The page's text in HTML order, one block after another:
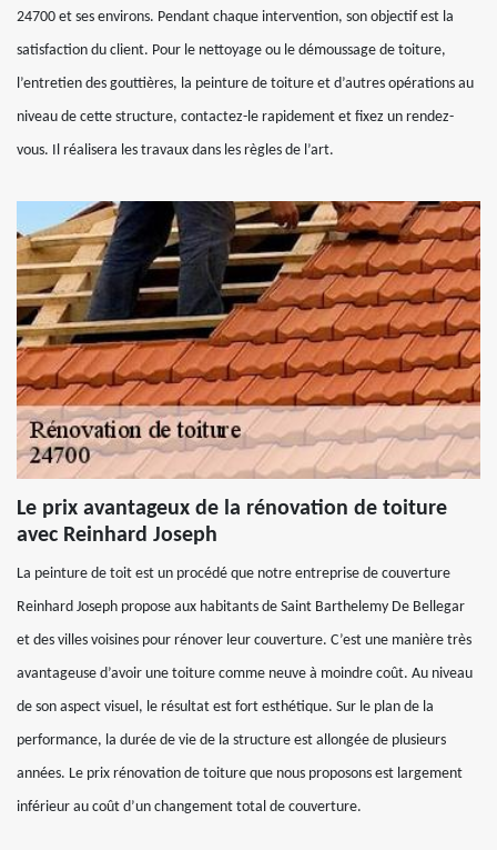
24700 et ses environs. Pendant chaque intervention, son objectif est la
satisfaction du client. Pour le nettoyage ou le démoussage de toiture,
l’entretien des gouttières, la peinture de toiture et d’autres opérations au
niveau de cette structure, contactez-le rapidement et fixez un rendez-
vous. Il réalisera les travaux dans les règles de l’art.
Le prix avantageux de la rénovation de toiture
avec Reinhard Joseph
La peinture de toit est un procédé que notre entreprise de couverture
Reinhard Joseph propose aux habitants de Saint Barthelemy De Bellegar
et des villes voisines pour rénover leur couverture. C’est une manière très
avantageuse d’avoir une toiture comme neuve à moindre coût. Au niveau
de son aspect visuel, le résultat est fort esthétique. Sur le plan de la
performance, la durée de vie de la structure est allongée de plusieurs
années. Le prix rénovation de toiture que nous proposons est largement
inférieur au coût d’un changement total de couverture.